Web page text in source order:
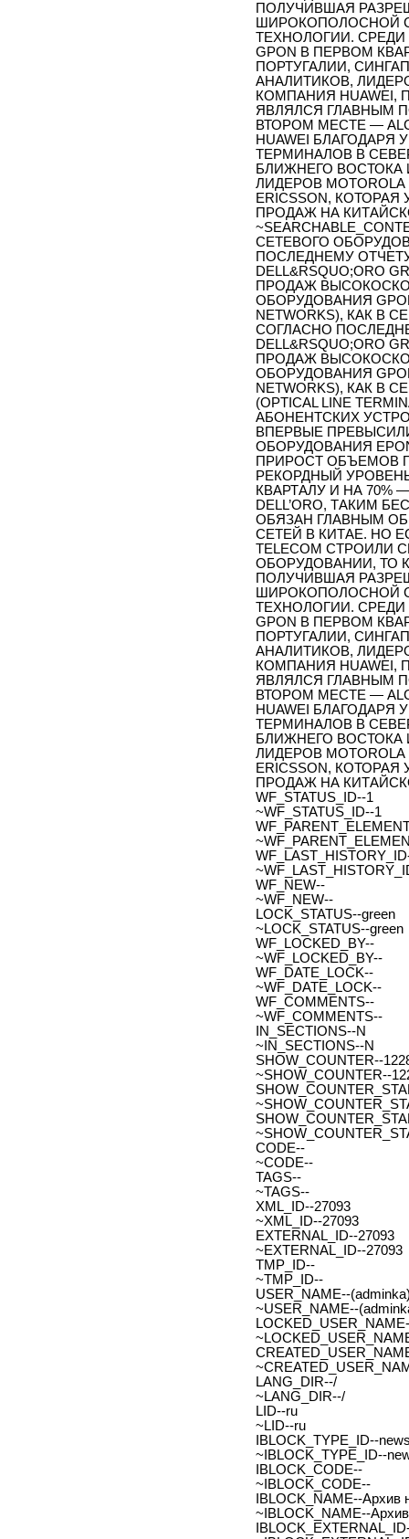
ПОЛУЧИВШАЯ
ШИРОКОПОЛОСНОЙ
ТЕХНОЛОГИИ.
GPON В ПЕРВОМ
ПОРТУГАЛИИ,
АНАЛИТИКОВ,
КОМПАНИЯ
ЯВЛЯЛСЯ ГЛАВНЫМ
ВТОРОМ МЕСТЕ —
HUAWEI
ТЕРМИНАЛОВ В
БЛИЖНЕГО ВОСТОКА
ЛИДЕРОВ
ERICSSON,
ПРОДАЖ НА
СЕТЕВОГО
ПОСЛЕДНЕМУ
DELL&RSQUO;ORO
ПРОДАЖ
ОБОРУДОВАНИЯ GPON
NETWORKS), КАК В
СОГЛАСНО
DELL&RSQUO;ORO
ПРОДАЖ
ОБОРУДОВАНИЯ GPON
NETWORKS), КАК
(OPTICAL LINE
АБОНЕНТСКИХ
ВПЕРВЫЕ
ОБОРУДОВАНИЯ EPON
ПРИРОСТ ОБЪЕМОВ
РЕКОРДНЫЙ
КВАРТАЛУ И НА
DELL’ORO, ТАКИМ
ОБЯЗАН ГЛАВНЫМ
СЕТЕЙ В КИТАЕ. НО
TELECOM СТРОИЛИ
ОБОРУДОВАНИИ, ТО
ПОЛУЧИВШАЯ
ШИРОКОПОЛОСНОЙ
ТЕХНОЛОГИИ.
GPON В ПЕРВОМ
ПОРТУГАЛИИ,
АНАЛИТИКОВ,
КОМПАНИЯ
ЯВЛЯЛСЯ ГЛАВНЫМ
ВТОРОМ МЕСТЕ —
HUAWEI
ТЕРМИНАЛОВ В
БЛИЖНЕГО ВОСТОКА
ЛИДЕРОВ
ERICSSON,
ПРОДАЖ НА
WF_STATUS_ID--1
~WF_STATUS_ID--1
WF_NEW--
~WF_NEW--
LOCK_STATUS--green
~LOCK_STATUS--green
WF_LOCKED_BY--
~WF_LOCKED_BY--
WF_DATE_LOCK--
~WF_DATE_LOCK--
WF_COMMENTS--
~WF_COMMENTS--
IN_SECTIONS--N
~IN_SECTIONS--N
SHOW_COUNTER--
~SHOW_COUNTER--
CODE--
~CODE--
TAGS--
~TAGS--
XML_ID--27093
~XML_ID--27093
EXTERNAL_ID--27093
~EXTERNAL_ID--27093
TMP_ID--
~TMP_ID--
USER_NAME--
~USER_NAME--
LANG_DIR--/
~LANG_DIR--/
LID--ru
~LID--ru
IBLOCK_TYPE_ID--
~IBLOCK_TYPE_ID--
IBLOCK_CODE--
~IBLOCK_CODE--
IBLOCK_NAME--Архив
~IBLOCK_NAME--